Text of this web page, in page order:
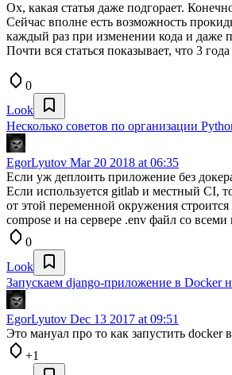
Ох, какая статья даже подгорает.
Сейчас вполне есть возможность
каждый раз при изменении кода и даже
Почти вся статься показывает, что 3
0
Look
Несколько советов по организации
EgorLyutov Mar 20 2018 at 06:35
Если уж деплоить приложение без
Если используется gitlab и местный CI,
от этой переменной окружения
compose и на сервере .env файл со
0
Look
Запускаем django-приложение в Docker
EgorLyutov Dec 13 2017 at 09:51
Это мануал про то как запустить docker
+1